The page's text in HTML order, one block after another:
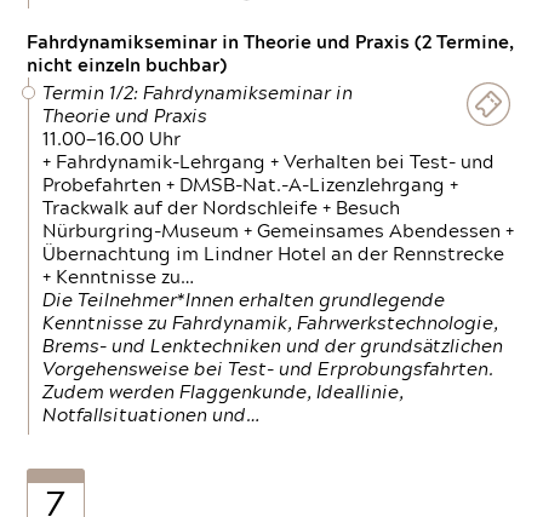
Fahrdynamikseminar in Theorie und Praxis (2 Termine,
nicht einzeln buchbar)
Termin 1/2: Fahrdynamikseminar in
Theorie und Praxis
11.00—16.00 Uhr
+ Fahrdynamik-Lehrgang + Verhalten bei Test- und
Probefahrten + DMSB-Nat.-A-Lizenzlehrgang +
Trackwalk auf der Nordschleife + Besuch
Nürburgring-Museum + Gemeinsames Abendessen +
Übernachtung im Lindner Hotel an der Rennstrecke
+ Kenntnisse zu…
Die Teilnehmer*Innen erhalten grundlegende
Kenntnisse zu Fahrdynamik, Fahrwerkstechnologie,
Brems- und Lenktechniken und der grundsätzlichen
Vorgehensweise bei Test- und Erprobungsfahrten.
Zudem werden Flaggenkunde, Ideallinie,
Notfallsituationen und…
7